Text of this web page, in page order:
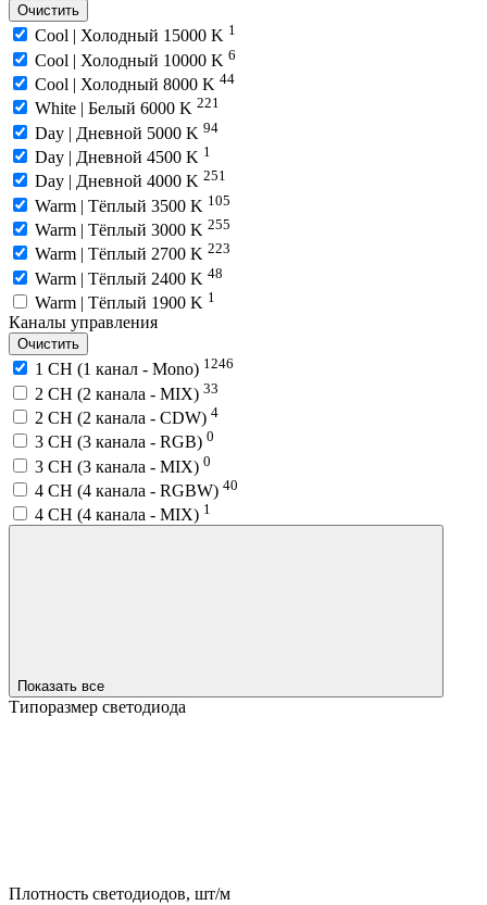
Очистить
Cool | Холодный 15000 K 1
Cool | Холодный 10000 K 6
Cool | Холодный 8000 K 44
White | Белый 6000 K 221
Day | Дневной 5000 K 94
Day | Дневной 4500 K 1
Day | Дневной 4000 K 251
Warm | Тёплый 3500 K 105
Warm | Тёплый 3000 K 255
Warm | Тёплый 2700 K 223
Warm | Тёплый 2400 K 48
Warm | Тёплый 1900 K 1
Каналы управления
Очистить
1 CH (1 канал - Mono) 1246
2 CH (2 канала - MIX) 33
2 CH (2 канала - CDW) 4
3 CH (3 канала - RGB) 0
3 CH (3 канала - MIX) 0
4 CH (4 канала - RGBW) 40
4 CH (4 канала - MIX) 1
Показать все
Типоразмер светодиода
Плотность светодиодов, шт/м